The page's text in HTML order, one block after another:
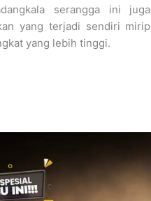
serangga ini juga
yang terjadi sendiri mirip
yang lebih tinggi.